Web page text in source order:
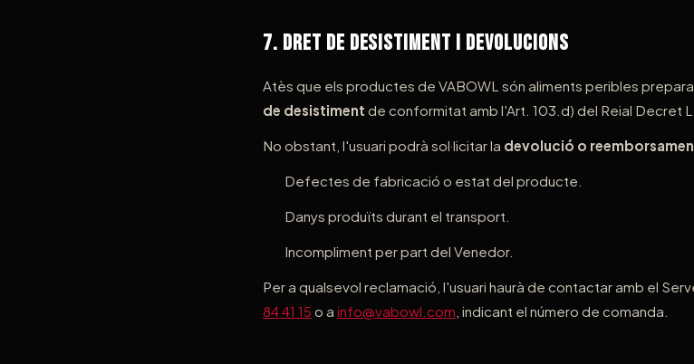
7. Dret de Desistiment i Devolucions
Atès que els productes de VABOWL són aliments peribles
de desistiment de conformitat amb l'Art. 103.d) del Reial Decret
No obstant, l'usuari podrà sol·licitar la devolució o
Defectes de fabricació o estat del producte.
Danys produïts durant el transport.
Incompliment per part del Venedor.
Per a qualsevol reclamació, l'usuari haurà de contactar amb el
84 41 15 o a info@vabowl.com , indicant el número de comanda.